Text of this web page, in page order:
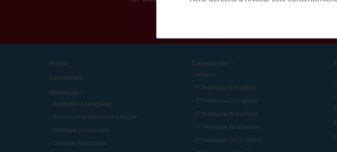
Inicio
Lecciones
Materias
- Audición y Lenguaje
- Autonomía Personal y Social
- Biología y Geología
- Ciencias Naturales
Categorías
- Infantil
- 1º Primaria (6-7 años)
- 2º Primaria (7-8 años)
- 3º Primaria (8-9 años)
- 4º Primaria (9-10 años)
- 5º Primaria (10-11 años)